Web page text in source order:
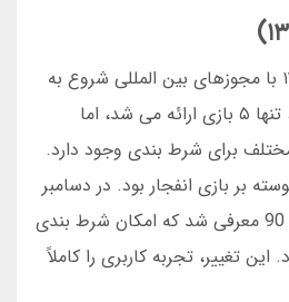
اکسید بت در اسفند ۱۳۹۵ با مجوزهای بین المللی شروع به
فعالیت کرد. در سال اول، تنها ۵ بازی ارائه می شد، اما
از ۵۰ گزینه مختلف برای شرط بندی وجود دارد.
بر بازی انفجار بود. در دسامبر
۲۰۲۴، سیستم اکسید بت 90 معرفی شد که امکان شرط بندی
کرد. این تغییر، تجربه کاربری را کاملاً